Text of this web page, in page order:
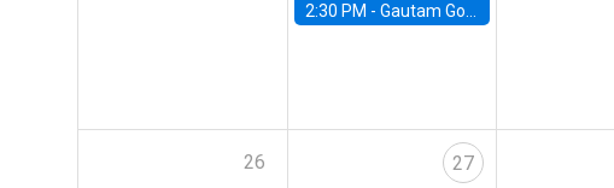
2:30 PM - Gautam Gowrisankaran, Columbia University
26 27